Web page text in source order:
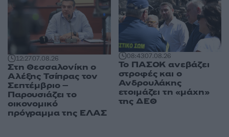
12:2707.08.26
Στη Θεσσαλονίκη ο
Αλέξης Τσίπρας τον
Σεπτέμβριο –
Παρουσιάζει το
οικονομικό
πρόγραμμα της ΕΛΑΣ
08:4307.08.26
Το ΠΑΣΟΚ ανεβάζει
στροφές και ο
Ανδρουλάκης
ετοιμάζει τη «μάχη»
της ΔΕΘ